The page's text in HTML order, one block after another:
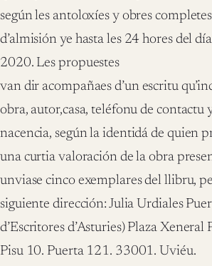
según les antoloxíes y obres
d’almisión ye hasta les 24 hores del
2020. Les propuestes
van dir acompañaes d’un escritu
obra, autor,casa, teléfonu de contactu
nacencia, según la identidá de quien
una curtia valoración de la obra
unviase cinco exemplares del llibru,
siguiente dirección: Julia Urdiales
d’Escritores d’Asturies) Plaza Xeneral
Pisu 10. Puerta 121. 33001. Uviéu.